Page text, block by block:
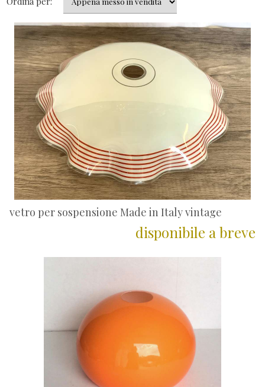
vetro per sospensione Made in Italy vintage
disponibile a breve